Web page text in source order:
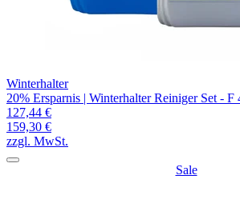
Winterhalter
20% Ersparnis | Winterhalter Reiniger Set - F
127,44 €
159,30 €
zzgl. MwSt.
Sale